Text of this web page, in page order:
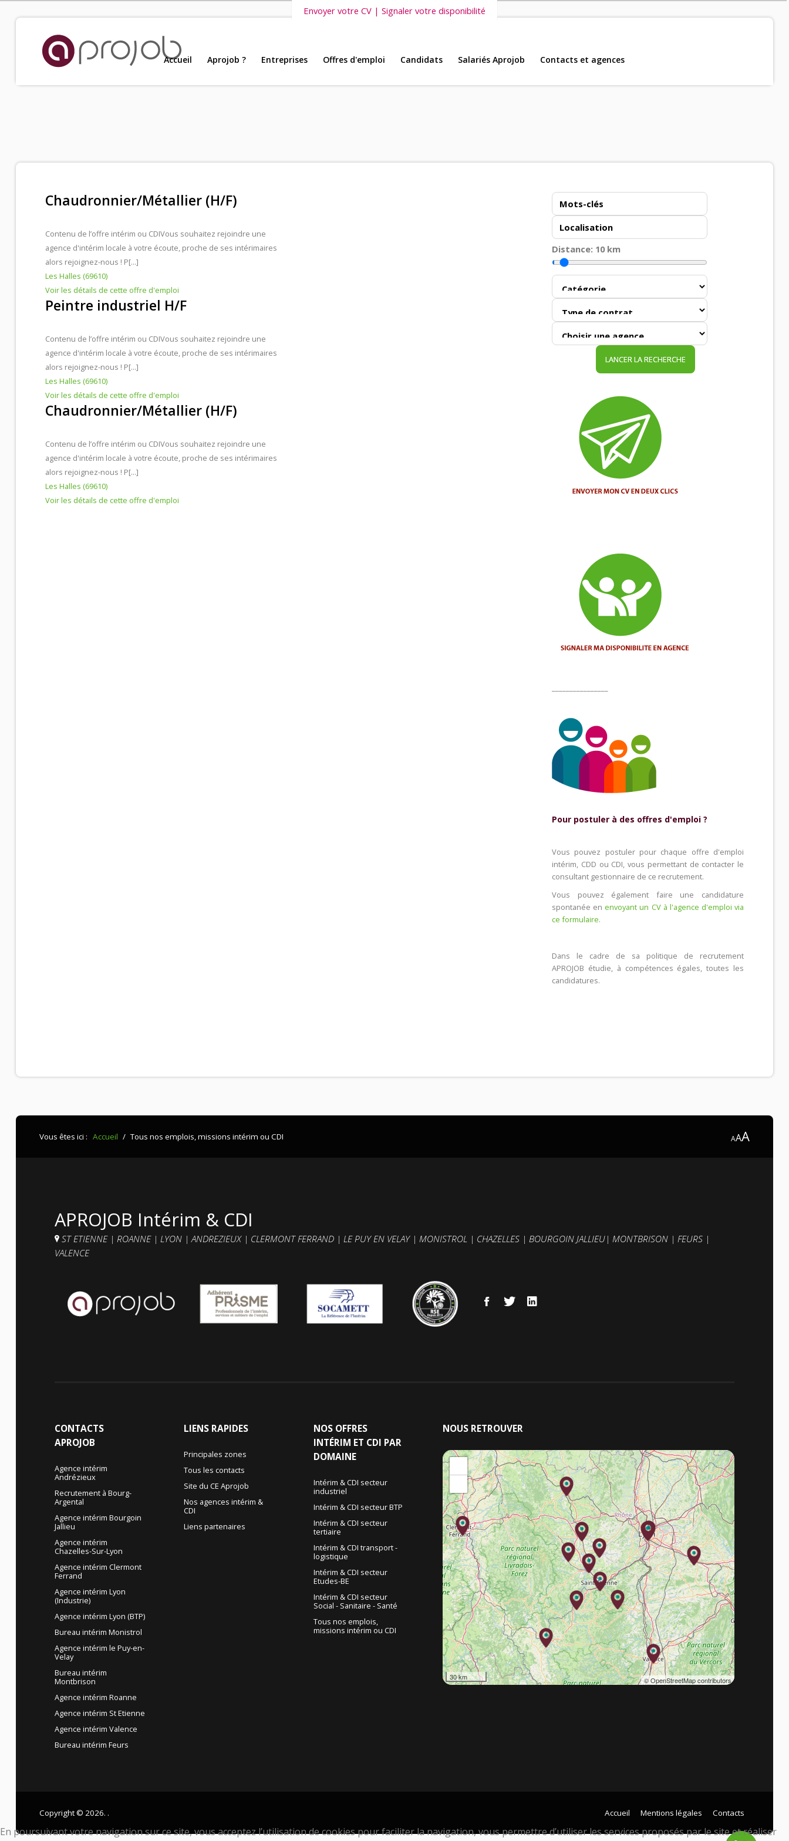
Accueil
Aprojob ?
Salariés Aprojob
Contacts et agences
Envoyer votre CV | Signaler votre disponibilité
Accueil Aprojob ? Entreprises Offres d'emploi Candidats Salariés Aprojob Contacts et agences
Chaudronnier/Métallier (H/F)
Contenu de l’offre intérim ou CDIVous souhaitez rejoindre une
agence d'intérim locale à votre écoute, proche de ses intérimaires
alors rejoignez-nous ! P[...]
Les Halles (69610)
Voir les détails de cette offre d'emploi
Peintre industriel H/F
Contenu de l’offre intérim ou CDIVous souhaitez rejoindre une
agence d'intérim locale à votre écoute, proche de ses intérimaires
alors rejoignez-nous ! P[...]
Les Halles (69610)
Voir les détails de cette offre d'emploi
Chaudronnier/Métallier (H/F)
Contenu de l’offre intérim ou CDIVous souhaitez rejoindre une
agence d'intérim locale à votre écoute, proche de ses intérimaires
alors rejoignez-nous ! P[...]
Les Halles (69610)
Voir les détails de cette offre d'emploi
Distance: 10km
LANCER LA RECHERCHE
Pour postuler à des offres d'emploi ?
Vous pouvez postuler pour chaque offre d'emploi
intérim, CDD ou CDI, vous permettant de contacter le
consultant gestionnaire de ce recrutement.
Vous pouvez également faire une candidature
spontanée en envoyant un CV à l'agence d'emploi via
ce formulaire.
Dans le cadre de sa politique de recrutement
APROJOB étudie, à compétences égales, toutes les
candidatures.
AAA
Vous êtes ici : Accueil / Tous nos emplois, missions intérim ou CDI
APROJOB Intérim & CDI
ST ETIENNE| ROANNE | LYON |ANDREZIEUX | CLERMONT FERRAND | LE PUY EN VELAY| MONISTROL | CHAZELLES | BOURGOIN JALLIEU| MONTBRISON | FEURS|
VALENCE
CONTACTS
APROJOB
Agence intérim
Andrézieux
Recrutement à Bourg-
Argental
Agence intérim Bourgoin
Jallieu
Agence intérim
Chazelles-Sur-Lyon
Agence intérim Clermont
Ferrand
Agence intérim Lyon
(Industrie)
Agence intérim Lyon (BTP)
Bureau intérim Monistrol
Agence intérim le Puy-en-
Velay
Bureau intérim
Montbrison
Agence intérim Roanne
Agence intérim St Etienne
Agence intérim Valence
Bureau intérim Feurs
LIENS RAPIDES
Principales zones
Tous les contacts
Site du CE Aprojob
Nos agences intérim &
CDI
Liens partenaires
NOS OFFRES
INTÉRIM ET CDI PAR
DOMAINE
Intérim & CDI secteur
industriel
Intérim & CDI secteur BTP
Intérim & CDI secteur
tertiaire
Intérim & CDI transport -
logistique
Intérim & CDI secteur
Etudes-BE
Intérim & CDI secteur
Social - Sanitaire - Santé
Tous nos emplois,
missions intérim ou CDI
NOUS RETROUVER
30 km © OpenStreetMap contributors
Copyright © 2026. . Accueil Mentions légales Contacts
En poursuivant votre navigation sur ce site, vous acceptez l’utilisation de cookies pour faciliter la navigation, vous permettre d’utiliser les services proposés par le site et réaliser